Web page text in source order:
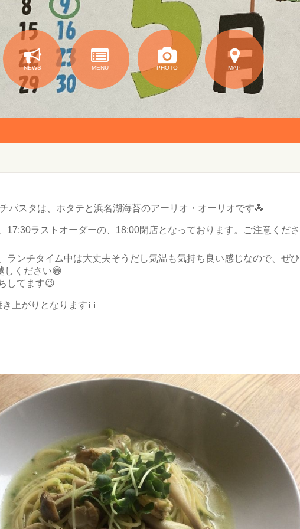
NEWS MENU PHOTO MAP
パスタは、ホタテと浜名湖海苔のアーリオ・オーリオです🍝
17:30ラストオーダーの、18:00閉店となっております。ご注意くださ
ランチタイム中は大丈夫そうだし気温も気持ち良い感じなので、ぜひ
しください😁
してます😉
上がりとなります🍞